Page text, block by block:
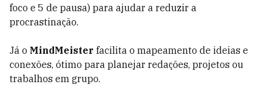
foco e 5 de pausa) para ajudar a reduzir a
procrastinação.
Já o MindMeister facilita o mapeamento de ideias e
conexões, ótimo para planejar redações, projetos ou
trabalhos em grupo.